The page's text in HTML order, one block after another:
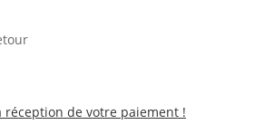
réception de votre paiement !